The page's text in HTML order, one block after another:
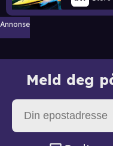
Annonse
Meld deg